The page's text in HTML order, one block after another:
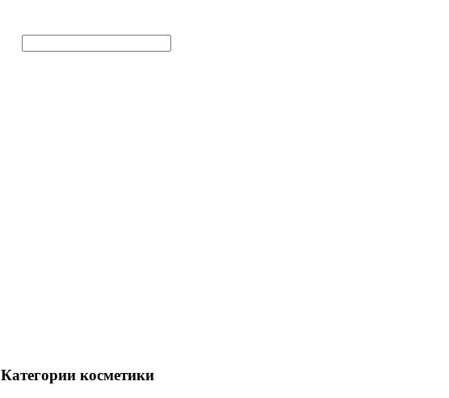
Категории косметики